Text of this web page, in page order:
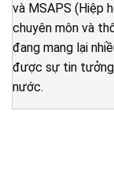
và MSAPS (Hiệp
chuyên môn và
đang mang lại
được sự tin tưởng
nước.